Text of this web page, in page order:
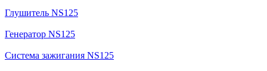
Глушитель NS125
Генератор NS125
Система зажигания NS125